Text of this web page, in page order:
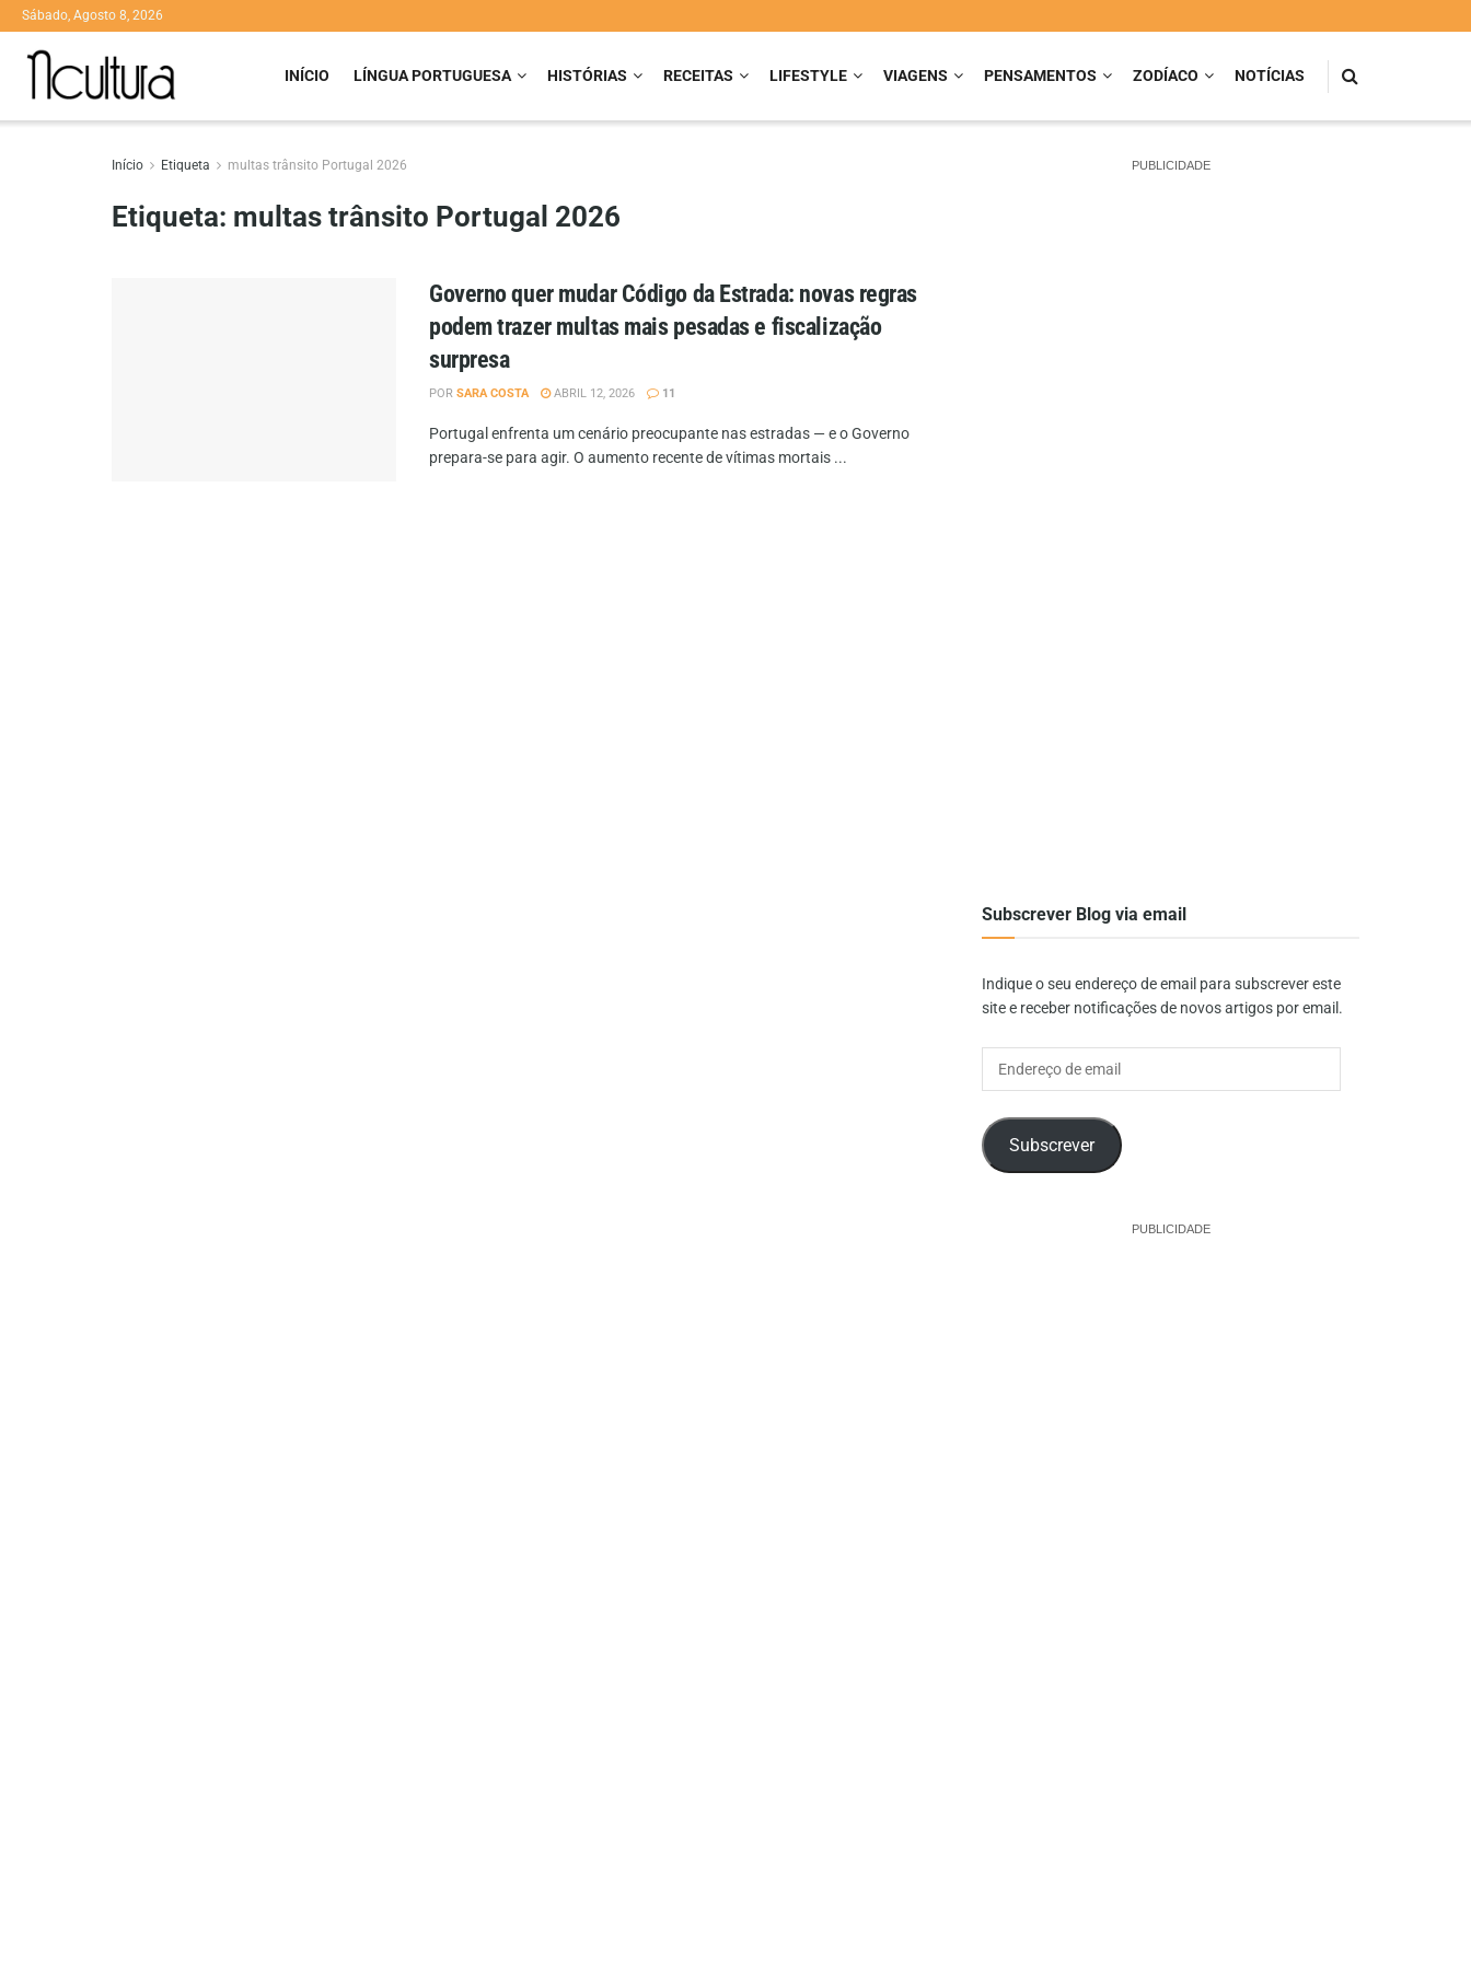
Sábado, Agosto 8, 2026
INÍCIO LÍNGUA PORTUGUESA HISTÓRIAS RECEITAS LIFESTYLE VIAGENS PENSAMENTOS ZODÍACO NOTÍCIAS
Início Etiqueta multas trânsito Portugal 2026
Etiqueta: multas trânsito Portugal 2026
Governo quer mudar Código da Estrada: novas regras
podem trazer multas mais pesadas e fiscalização
surpresa
POR SARA COSTA ABRIL 12, 2026 11
Portugal enfrenta um cenário preocupante nas estradas — e o Governo
prepara-se para agir. O aumento recente de vítimas mortais ...
PUBLICIDADE
Subscrever Blog via email
Indique o seu endereço de email para subscrever este
site e receber notificações de novos artigos por email.
Subscrever
PUBLICIDADE